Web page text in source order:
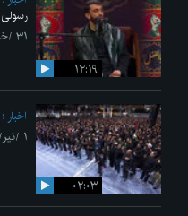
۱۲:۱۹
رسولی
۳۱ /خرداد/ ۱۴۰۵
۰۲:۰۳
اخبار
۱ /تیر/ ۱۴۰۵